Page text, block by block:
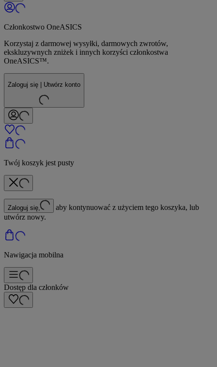
Członkostwo OneASICS
Korzystaj z darmowej wysyłki, darmowych zwrotów,
ekskluzywnych zniżek i innych korzyści członkostwa
OneASICS™.
Zaloguj się | Utwórz konto
Twój koszyk jest pusty
Zaloguj się,
aby kontynuować z użyciem tego koszyka, lub
utwórz nowy.
Nawigacja mobilna
Dostęp dla członków